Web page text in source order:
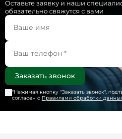
Оставьте заявку и наши
обязательно свяжутся с вами
*Нажимая кнопку "Заказать звонок",
согласен с Правилами обработки